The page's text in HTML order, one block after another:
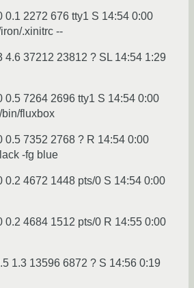
0.1 2272 676 tty1 S 14:54 0:00
.xinitrc --
4.6 37212 23812 ? SL 14:54 1:29
0.5 7264 2696 tty1 S 14:54 0:00
fluxbox
0.5 7352 2768 ? R 14:54 0:00
-fg blue
0.2 4672 1448 pts/0 S 14:54 0:00
0.2 4684 1512 pts/0 R 14:55 0:00
1.3 13596 6872 ? S 14:56 0:19